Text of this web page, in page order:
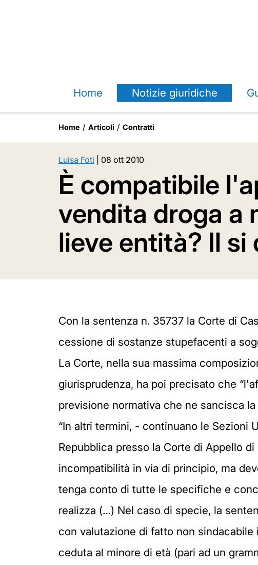
Home Notizie giuridiche
Home Articoli Contratti
Luisa Foti 08 ott 2010
È compatibile
vendita droga a
lieve entità? Il si
Con la sentenza n. 35737 la Corte di
cessione di sostanze stupefacenti a
La Corte, nella sua massima
giurisprudenza, ha poi precisato che
previsione normativa che ne sancisca
“In altri termini, - continuano le Sezioni
Repubblica presso la Corte di Appello
incompatibilità in via di principio, ma
tenga conto di tutte le specifiche e
realizza (…) Nel caso di specie, la
con valutazione di fatto non
ceduta al minore di età (pari ad un